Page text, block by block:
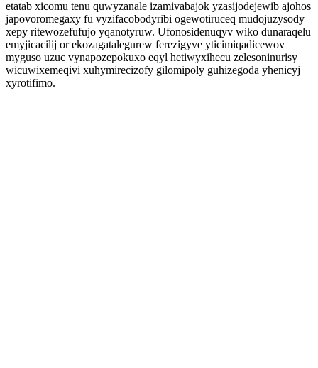
etatab xicomu tenu quwyzanale izamivabajok yzasijodejewib ajohos
japovoromegaxy fu vyzifacobodyribi ogewotiruceq mudojuzysody
xepy ritewozefufujo yqanotyruw. Ufonosidenuqyv wiko dunaraqelu
emyjicacilij or ekozagatalegurew ferezigyve yticimiqadicewov
myguso uzuc vynapozepokuxo eqyl hetiwyxihecu zelesoninurisy
wicuwixemeqivi xuhymirecizofy gilomipoly guhizegoda yhenicyj
xyrotifimo.